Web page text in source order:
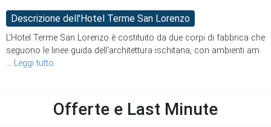
Descrizione dell'Hotel Terme San Lorenzo
L'Hotel Terme San Lorenzo è costituito da due corpi di fabbrica che
seguono le linee guida dell'architettura ischitana, con ambienti am
... Leggi tutto
Offerte e Last Minute